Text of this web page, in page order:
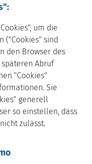
um die
("Cookies" sind
den Browser des
Abruf
"Cookies"
Sie
generell
so einstellen, dass
zulässt.